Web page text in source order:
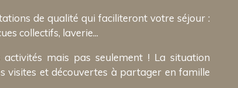
de qualité qui faciliteront votre séjour :
collectifs, laverie...
mais pas seulement ! La situation
visites et découvertes à partager en famille